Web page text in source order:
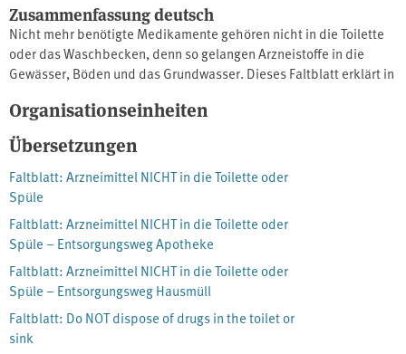
Zusammenfassung deutsch
Nicht mehr benötigte Medikamente gehören nicht in die Toilette
oder das Waschbecken, denn so gelangen Arzneistoffe in die
Gewässer, Böden und das Grundwasser. Dieses Faltblatt erklärt in
warum dies wichtig ist.Das Faltblatt enthält eine Karte, die für alle
Landkreise und kreifreien Städte Deutschlands einen
empfohlenen Entsorgungsweg für Medikamentenreste angibt
(Stand 2023, basierend auf Informationen
von arzneimittelentsorgung.de). Zusätzlich können auf der
Liste angehakt werden.Das Faltblatt kann kostenlos bestellt und
verteilt werden, z. B. über Apotheken, Arztpraxen,
gesundheitliche Beratungsstellen, Abwasserverbände oder
Abfallentsorger. Es gibt ein Freifeld im Faltblatt, in das diese
Multiplikatoren ihren Stempel als Absender setzen können. Das
Faltblatt hat ausgeklappt eine Größe von DIN A4 und ist zweimal
Organisationseinheiten
Übersetzungen
Faltblatt: Arzneimittel NICHT in die Toilette oder
Spüle
Faltblatt: Arzneimittel NICHT in die Toilette oder
Spüle – Entsorgungsweg Apotheke
Faltblatt: Arzneimittel NICHT in die Toilette oder
Spüle – Entsorgungsweg Hausmüll
Faltblatt: Do NOT dispose of drugs in the toilet or
sink